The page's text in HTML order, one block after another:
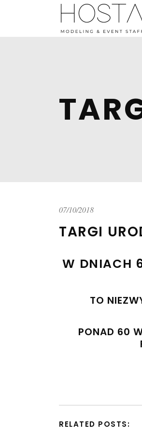
07/10/2018
TARGI
W DNIACH
TO
PONAD 60
RELATED POSTS: